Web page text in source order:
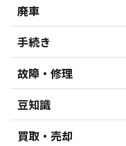
廃車
手続き
故障・修理
豆知識
買取・売却